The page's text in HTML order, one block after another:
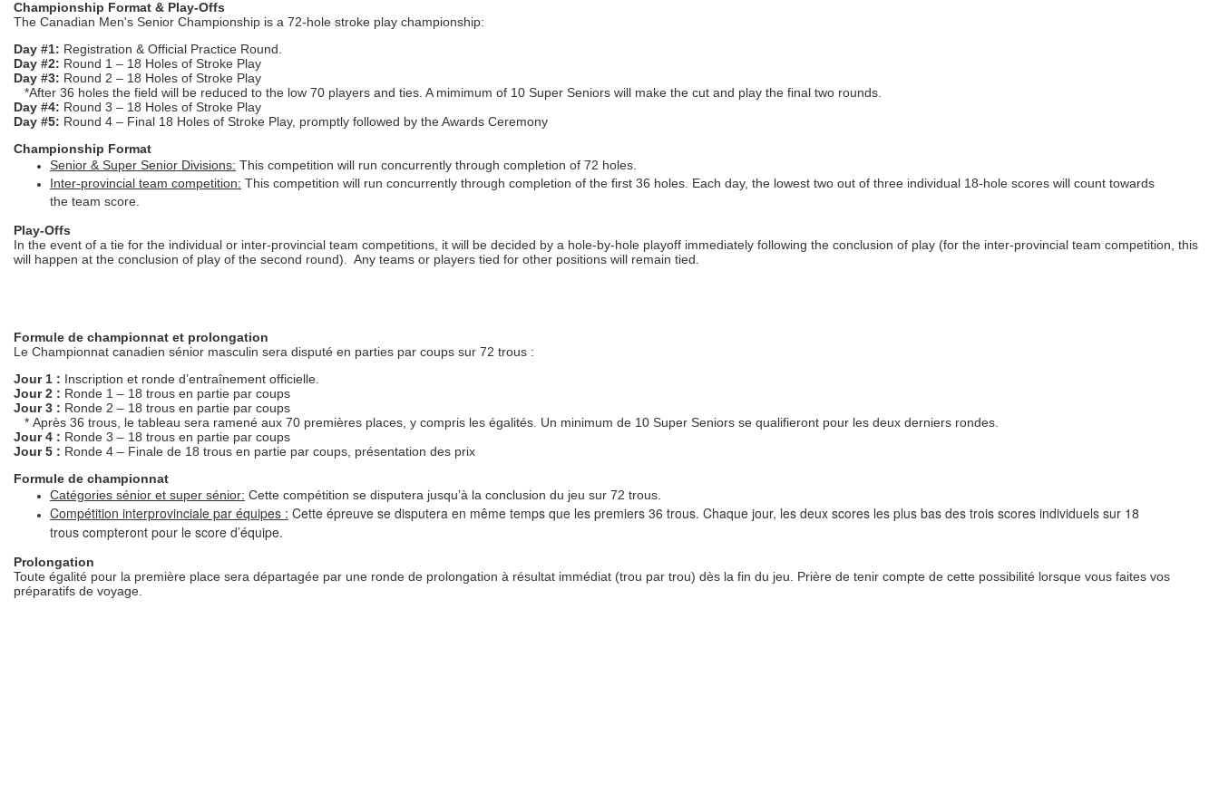
Championship Format & Play-Offs
The Canadian Men's Senior Championship is a 72-hole stroke play championship:
Day #1: Registration & Official Practice Round.
Day #2: Round 1 – 18 Holes of Stroke Play
Day #3: Round 2 – 18 Holes of Stroke Play
*After 36 holes the field will be reduced to the low 70 players and ties. A mimimum of 10 Super Seniors will make the cut and play the final two rounds.
Day #4: Round 3 – 18 Holes of Stroke Play
Day #5: Round 4 – Final 18 Holes of Stroke Play, promptly followed by the Awards Ceremony
Championship Format
Senior & Super Senior Divisions: This competition will run concurrently through completion of 72 holes.
Inter-provincial team competition: This competition will run concurrently through completion of the first 36 holes. Each day, the lowest two out of three individual 18-hole scores will count towards
the team score.
Play-Offs
In the event of a tie for the individual or inter-provincial team competitions, it will be decided by a hole-by-hole playoff immediately following the conclusion of play (for the inter-provincial team competition, this
will happen at the conclusion of play of the second round). Any teams or players tied for other positions will remain tied.
Formule de championnat et prolongation
Le Championnat canadien sénior masculin sera disputé en parties par coups sur 72 trous :
Jour 1 : Inscription et ronde d’entraînement officielle.
Jour 2 : Ronde 1 – 18 trous en partie par coups
Jour 3 : Ronde 2 – 18 trous en partie par coups
* Après 36 trous, le tableau sera ramené aux 70 premières places, y compris les égalités. Un minimum de 10 Super Seniors se qualifieront pour les deux derniers rondes.
Jour 4 : Ronde 3 – 18 trous en partie par coups
Jour 5 : Ronde 4 – Finale de 18 trous en partie par coups, présentation des prix
Formule de championnat
Catégories sénior et super sénior: Cette compétition se disputera jusqu’à la conclusion du jeu sur 72 trous.
Compétition interprovinciale par équipes : Cette épreuve se disputera en même temps que les premiers 36 trous. Chaque jour, les deux scores les plus bas des trois scores individuels sur 18
trous compteront pour le score d’équipe.
Prolongation
Toute égalité pour la première place sera départagée par une ronde de prolongation à résultat immédiat (trou par trou) dès la fin du jeu. Prière de tenir compte de cette possibilité lorsque vous faites vos
préparatifs de voyage.